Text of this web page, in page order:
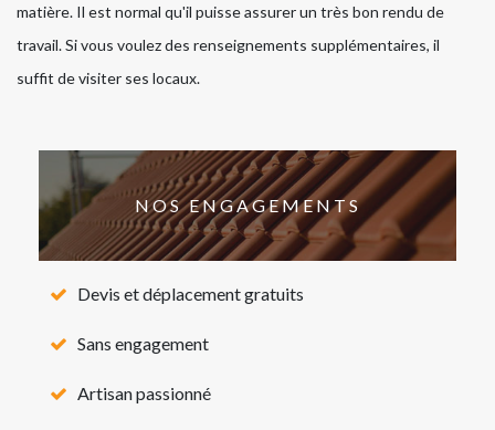
matière. Il est normal qu'il puisse assurer un très bon rendu de
travail. Si vous voulez des renseignements supplémentaires, il
suffit de visiter ses locaux.
NOS ENGAGEMENTS
Devis et déplacement gratuits
Sans engagement
Artisan passionné